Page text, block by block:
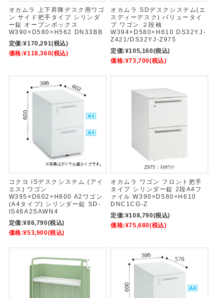
オカムラ 上下昇降デスク用ワゴ
ン サイド把手タイプ シリンダ
ー錠 オープンボックス
W390×D580×H562 DN33BB
定価:¥170,291(税込)
価格:¥118,360(税込)
オカムラ SDデスクシステム(エ
スディーデスク) バリュータイ
プ ワゴン ２段袖
W394×D580×H610 DS32YJ-
Z421/DS32YJ-Z975
定価:¥105,160(税込)
価格:¥73,700(税込)
コクヨ iSデスクシステム (アイ
エス) ワゴン
W395×D602×H600 A2ワゴン
(A4タイプ) シリンダー錠 SD-
IS46A2SAWN4
定価:¥86,790(税込)
価格:¥53,900(税込)
オカムラ ワゴン フロント把手
タイプ シリンダー錠 2段A4フ
ァイル W390×D580×H610
DNC1CG-Z
定価:¥108,790(税込)
価格:¥75,680(税込)